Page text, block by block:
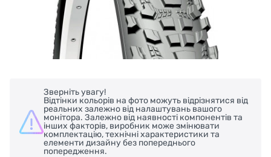
Зверніть увагу!
Відтінки кольорів на фото можуть відрізнятися від
реальних залежно від налаштувань вашого
монітора. Залежно від наявності компонентів та
інших факторів, виробник може змінювати
комплектацію, технічні характеристики та
елементи дизайну без попереднього
попередження.